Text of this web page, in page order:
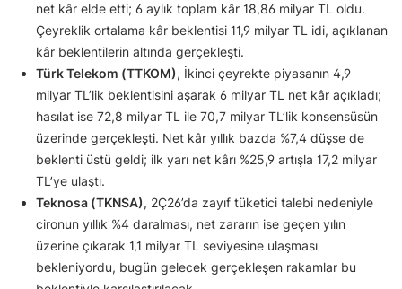
net kâr elde etti; 6 aylık toplam kâr 18,86 milyar TL oldu.
Çeyreklik ortalama kâr beklentisi 11,9 milyar TL idi, açıklanan
kâr beklentilerin altında gerçekleşti.
Türk Telekom (TTKOM), İkinci çeyrekte piyasanın 4,9
milyar TL’lik beklentisini aşarak 6 milyar TL net kâr açıkladı;
hasılat ise 72,8 milyar TL ile 70,7 milyar TL’lik konsensüsün
üzerinde gerçekleşti. Net kâr yıllık bazda %7,4 düşse de
beklenti üstü geldi; ilk yarı net kârı %25,9 artışla 17,2 milyar
TL’ye ulaştı.
Teknosa (TKNSA), 2Ç26’da zayıf tüketici talebi nedeniyle
cironun yıllık %4 daralması, net zararın ise geçen yılın
üzerine çıkarak 1,1 milyar TL seviyesine ulaşması
bekleniyordu, bugün gelecek gerçekleşen rakamlar bu